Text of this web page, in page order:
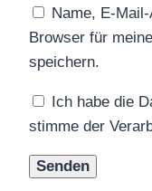
Name, E-
Browser für
speichern.
Ich habe die
stimme der